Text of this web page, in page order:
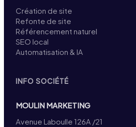
Création de site
Refonte de site
Référencement naturel
SEO local
Automatisation & IA
INFO SOCIÉTÉ
MOULIN MARKETING
Avenue Laboulle 126A /21